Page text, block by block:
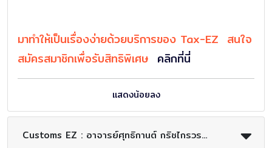
มาทำให้เป็นเรื่องง่ายด้วยบริการของ Tax-EZ สนใจ
สมัครสมาชิกเพื่อรับสิทธิพิเศษ คลิกที่นี่
แสดงน้อยลง
Customs EZ : อาจารย์ศุทธิกานต์ กริชไกรวรรณ(อ.อ้อย)